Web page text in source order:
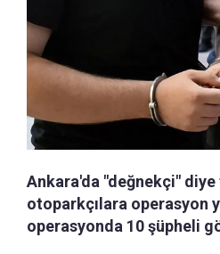
Ankara'da "değnekçi" diye
otoparkçılara operasyon
operasyonda 10 şüpheli